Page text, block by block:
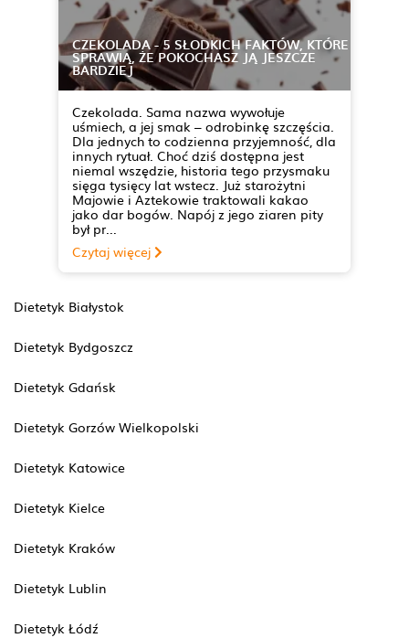
CZEKOLADA - 5 SŁODKICH FAKTÓW, KTÓRE
SPRAWIĄ, ŻE POKOCHASZ JĄ JESZCZE
BARDZIEJ
Czekolada. Sama nazwa wywołuje
uśmiech, a jej smak – odrobinkę szczęścia.
Dla jednych to codzienna przyjemność, dla
innych rytuał. Choć dziś dostępna jest
niemal wszędzie, historia tego przysmaku
sięga tysięcy lat wstecz. Już starożytni
Majowie i Aztekowie traktowali kakao
jako dar bogów. Napój z jego ziaren pity
był pr...
Czytaj więcej
Dietetyk Białystok
Dietetyk Bydgoszcz
Dietetyk Gdańsk
Dietetyk Gorzów Wielkopolski
Dietetyk Katowice
Dietetyk Kielce
Dietetyk Kraków
Dietetyk Lublin
Dietetyk Łódź